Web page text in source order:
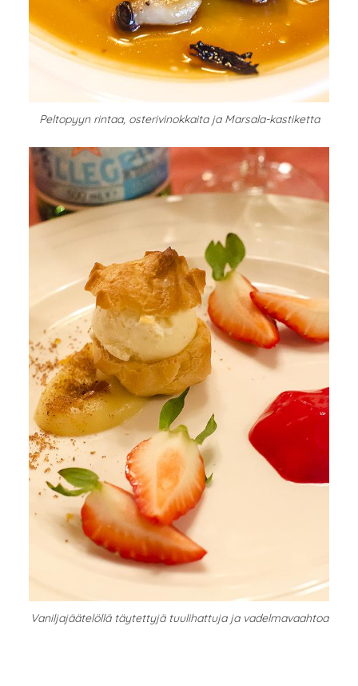
Peltopyyn rintaa, osterivinokkaita ja Marsala-kastiketta
Vaniljajäätelöllä täytettyjä tuulihattuja ja vadelmavaahtoa